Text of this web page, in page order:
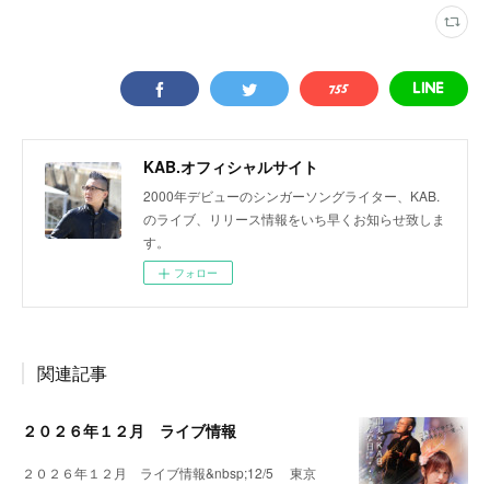
KAB.オフィシャルサイト
2000年デビューのシンガーソングライター、KAB.
のライブ、リリース情報をいち早くお知らせ致しま
す。
フォロー
関連記事
２０２６年１２月 ライブ情報
２０２６年１２月 ライブ情報&nbsp;12/5 東京